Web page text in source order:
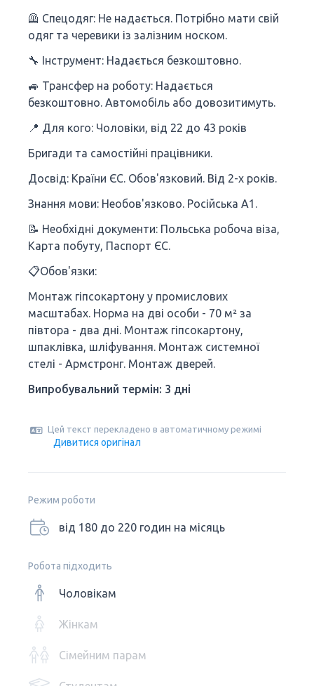
🦺 Спецодяг: Не надається. Потрібно мати свій
одяг та черевики із залізним носком.
🔧 Інструмент: Надається безкоштовно.
🚙 Трансфер на роботу: Надається
безкоштовно. Автомобіль або довозитимуть.
📍 Для кого: Чоловіки, від 22 до 43 років
Бригади та самостійні працівники.
Досвід: Країни ЄС. Обов'язковий. Від 2-х років.
Знання мови: Необов'язково. Російська A1.
📝 Необхідні документи: Польська робоча віза,
Карта побуту, Паспорт ЄС.
📋Обов'язки:
Монтаж гіпсокартону у промислових
масштабах. Норма на дві особи - 70 м² за
півтора - два дні. Монтаж гіпсокартону,
шпаклівка, шліфування. Монтаж системної
стелі - Армстронг. Монтаж дверей.
Випробувальний термін: 3 дні
Цей текст перекладено в автоматичному режимі
Дивитися оригінал
Режим роботи
від 180 до 220 годин на місяць
Робота підходить
Чоловікам
Жінкам
Сімейним парам